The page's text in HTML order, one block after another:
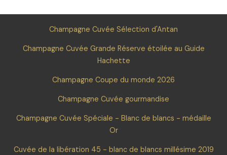
Champagne Cuvée Sélection d'Antan
Champagne Cuvée Grande Réserve étoilée au Guide
Hachette
Champagne Coupe du monde 2026
Champagne Cuvée gourmandise
Champagne Cuvée Spéciale - Blanc de blancs - médaille
Or
Cuvée de la libération 45 - blanc de blancs millésime 2019